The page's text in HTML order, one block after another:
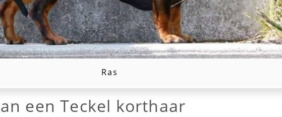
Ras
een Teckel korthaar